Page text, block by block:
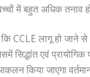
में बहुत अधिक तनाव
CCLE लागू हो जाने
सिद्धांत एवं प्रायोगिक
किया जाएगा